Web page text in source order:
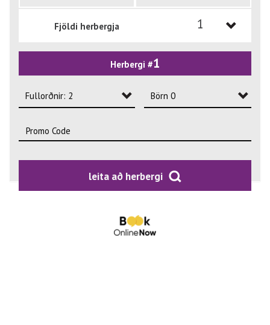
Fjöldi herbergja 1
Herbergi #1
Fullorðnir: 2
Fullorðnir: 2
Fullorðnir: 3
Börn 0
Börn 1
Börn 2
leita að herbergi